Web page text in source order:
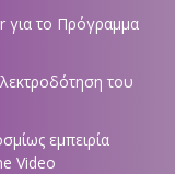
για το Πρόγραμμα
του
εμπειρία
Video